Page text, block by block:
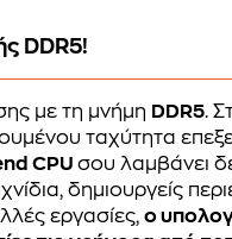
DDR5!
με τη μνήμη DDR5.
ταχύτητα
CPUσου λαμβάνει
δημιουργείς
εργασίες,ο